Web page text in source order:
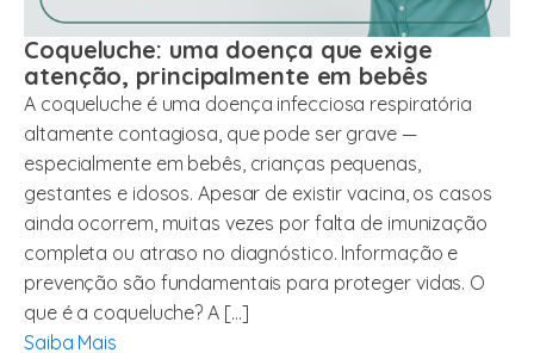
Coqueluche: uma doença que exige
atenção, principalmente em bebês
A coqueluche é uma doença infecciosa respiratória
altamente contagiosa, que pode ser grave —
especialmente em bebês, crianças pequenas,
gestantes e idosos. Apesar de existir vacina, os casos
ainda ocorrem, muitas vezes por falta de imunização
completa ou atraso no diagnóstico. Informação e
prevenção são fundamentais para proteger vidas. O
que é a coqueluche? A […]
Saiba Mais